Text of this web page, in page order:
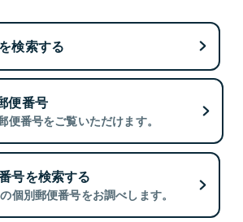
検索する
便番号
便番号をご覧いただけます。
号を検索する
個別郵便番号をお調べします。